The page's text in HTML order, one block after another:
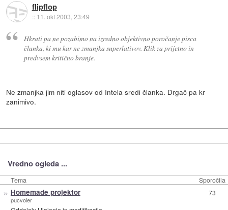
flipflop
:: 11. okt 2003, 23:49
Hkrati pa ne pozabimo na izredno objektivno poročanje pisca
članka, ki mu kar ne zmanjka superlativov. Klik za prijetno in
predvsem kritično branje.
Ne zmanjka jim niti oglasov od Intela sredi članka. Drgač pa kr
zanimivo.
Vredno ogleda ...
Tema Sporočila
» Homemade projektor
pucvoler
73